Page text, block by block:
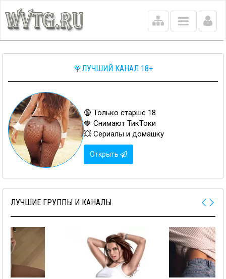
Main
menu
🍭ЛУЧШИЙ КАНАЛ 18+
🔞 Только старше 18
🍓 Снимают ТикТоки
💥 Сериалы и домашку
Открыть
ЛУЧШИЕ ГРУППЫ И КАНАЛЫ